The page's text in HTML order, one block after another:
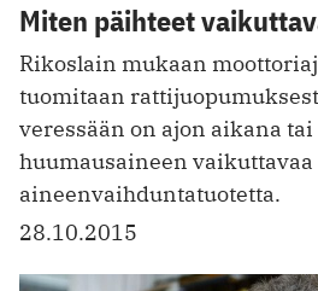
Miten päihteet
Rikoslain mukaan
tuomitaan
veressään on ajon aikana
huumausaineen
aineenvaihduntatuotetta.
28.10.2015